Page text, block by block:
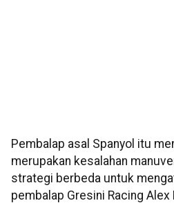
Pembalap asal Spanyol itu
merupakan kesalahan
strategi berbeda untuk
pembalap Gresini Racing Alex